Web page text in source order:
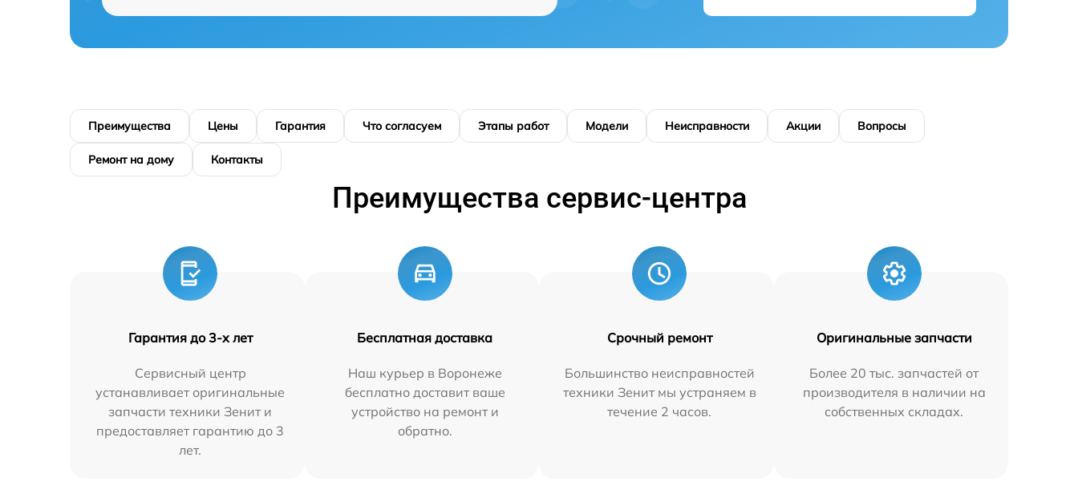
Преимущества Цены Гарантия Что согласуем Этапы работ Модели Неисправности Акции Вопросы
Ремонт на дому Контакты
Преимущества сервис-центра
Гарантия до 3-х лет
Сервисный центр
устанавливает оригинальные
запчасти техники Зенит и
предоставляет гарантию до 3
лет.
Бесплатная доставка
Наш курьер в Воронеже
бесплатно доставит ваше
устройство на ремонт и
обратно.
Срочный ремонт
Большинство неисправностей
техники Зенит мы устраняем в
течение 2 часов.
Оригинальные запчасти
Более 20 тыс. запчастей от
производителя в наличии на
собственных складах.